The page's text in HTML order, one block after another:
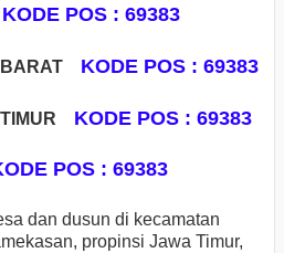
KODE POS : 69383
BARAT KODE POS : 69383
TIMUR KODE POS : 69383
POS : 69383
dan dusun di kecamatan
propinsi Jawa Timur,